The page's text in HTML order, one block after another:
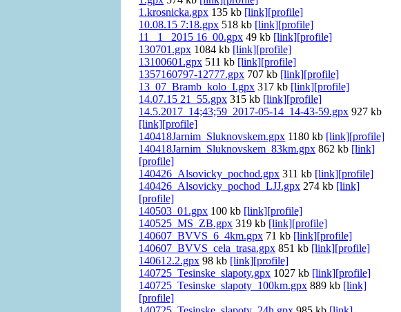
1.krosnicka.gpx 135 kb [link][profile]
10.08.15 7:18.gpx 518 kb [link][profile]
11_ 1_ 2015 16_00.gpx 49 kb [link][profile]
130701.gpx 1084 kb [link][profile]
13100601.gpx 511 kb [link][profile]
1357160797-12777.gpx 707 kb [link][profile]
13_07_Bramb_kolo_I.gpx 317 kb [link][profile]
14.07.15 21_55.gpx 315 kb [link][profile]
14.5.2017_14;43;59_2017-05-14_14-43-59.gpx 927 kb
[link][profile]
140418Jarnim_Sluknovskem.gpx 1180 kb [link][profile]
140418Jarnim_Sluknovskem_83km.gpx 862 kb [link]
[profile]
140426_Alsovicky_pochod.gpx 311 kb [link][profile]
140426_Alsovicky_pochod_LJJ.gpx 274 kb [link]
[profile]
140503_01.gpx 100 kb [link][profile]
140525_MS_ZB.gpx 319 kb [link][profile]
140607_BVVS_6_4km.gpx 71 kb [link][profile]
140607_BVVS_cela_trasa.gpx 851 kb [link][profile]
140612.2.gpx 98 kb [link][profile]
140725_Tesinske_slapoty.gpx 1027 kb [link][profile]
140725_Tesinske_slapoty_100km.gpx 889 kb [link]
[profile]